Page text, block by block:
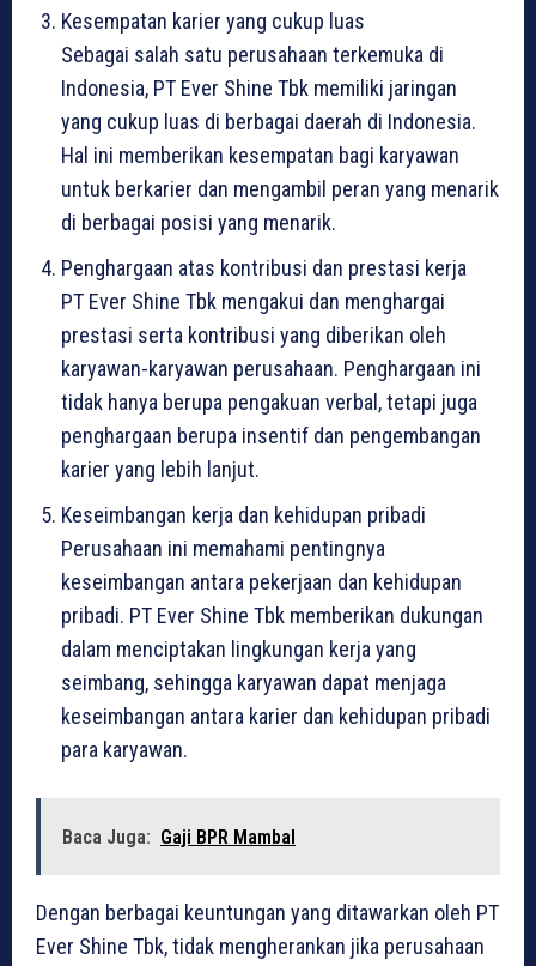
Kesempatan karier yang cukup luas
Sebagai salah satu perusahaan terkemuka di
Indonesia, PT Ever Shine Tbk memiliki jaringan
yang cukup luas di berbagai daerah di Indonesia.
Hal ini memberikan kesempatan bagi karyawan
untuk berkarier dan mengambil peran yang menarik
di berbagai posisi yang menarik.
Penghargaan atas kontribusi dan prestasi kerja
PT Ever Shine Tbk mengakui dan menghargai
prestasi serta kontribusi yang diberikan oleh
karyawan-karyawan perusahaan. Penghargaan ini
tidak hanya berupa pengakuan verbal, tetapi juga
penghargaan berupa insentif dan pengembangan
karier yang lebih lanjut.
Keseimbangan kerja dan kehidupan pribadi
Perusahaan ini memahami pentingnya
keseimbangan antara pekerjaan dan kehidupan
pribadi. PT Ever Shine Tbk memberikan dukungan
dalam menciptakan lingkungan kerja yang
seimbang, sehingga karyawan dapat menjaga
keseimbangan antara karier dan kehidupan pribadi
para karyawan.
Baca Juga: Gaji BPR Mambal
Dengan berbagai keuntungan yang ditawarkan oleh PT
Ever Shine Tbk, tidak mengherankan jika perusahaan